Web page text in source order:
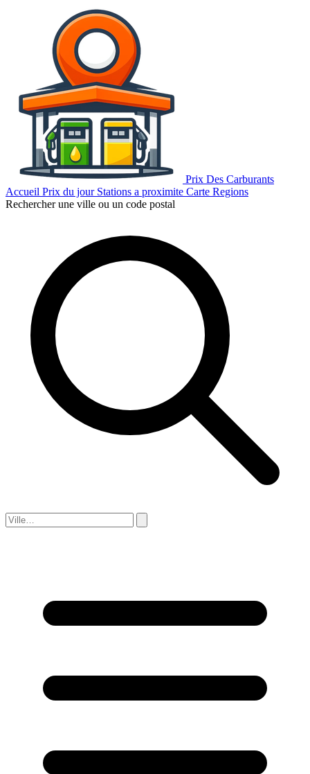
Prix Des Carburants
Accueil Prix du jour Stations a proximite Carte Regions
Rechercher une ville ou un code postal